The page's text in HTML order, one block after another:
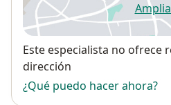
se
Disponibilidad
Este especialista no ofrece
dirección
¿Qué puedo hacer ahora?